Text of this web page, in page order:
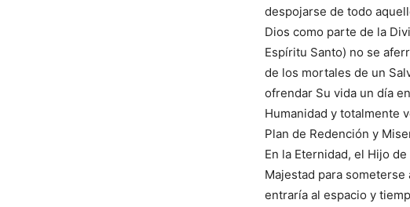
despojarse de todo
Dios como parte de la
Espíritu Santo) no se
de los mortales de un
ofrendar Su vida un día
Humanidad y totalmente
Plan de Redención y
En la Eternidad, el Hijo
Majestad para
entraría al espacio y